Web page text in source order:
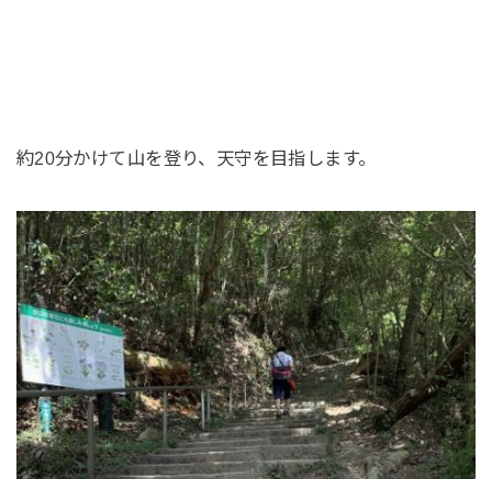
約20分かけて山を登り、天守を目指します。